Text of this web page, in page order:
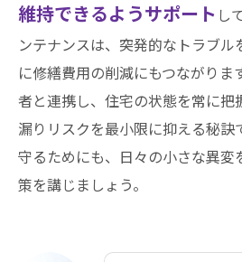
維持できるようサポート し
ンテナンスは、突発的なトラブル
に修繕費用の削減にもつながりま
者と連携し、住宅の状態を常に把
漏りリスクを最小限に抑える秘訣
守るためにも、日々の小さな異変
策を講じましょう。